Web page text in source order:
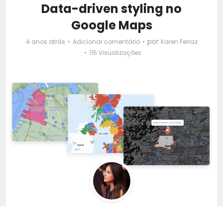
Data-driven styling no
Google Maps
4 anos atrás Adicionar comentário por Karen Ferraz
115 Visualizações